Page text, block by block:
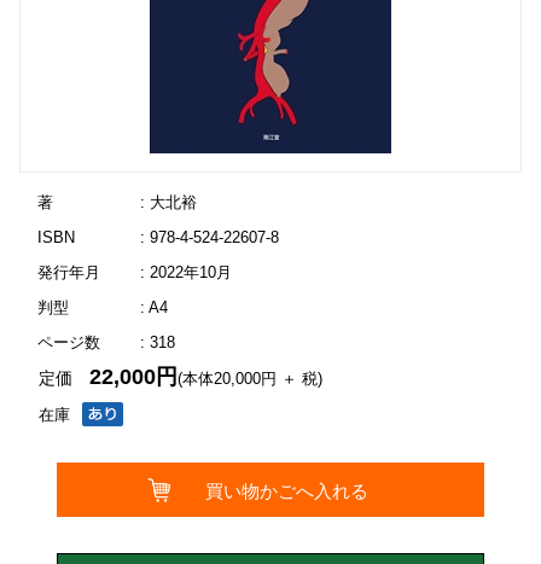
著
: 大北裕
ISBN
: 978-4-524-22607-8
発行年月
: 2022年10月
判型
: A4
ページ数
: 318
在庫
定価22,000円(本体20,000円 ＋ 税)